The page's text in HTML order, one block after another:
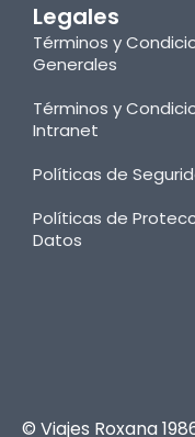
Legales
Términos y
Generales
Términos y
Intranet
Políticas de
Políticas de
Datos
© Viajes Roxana